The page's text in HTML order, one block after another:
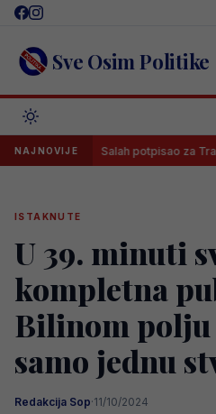
Skip
content Sve Osim Politike
NAJNOVIJESalah potpisao za
ISTAKNUTE
U 39. minuti
kompletna
Bilinom
samo jednu
Redakcija Sop·11/10/2024